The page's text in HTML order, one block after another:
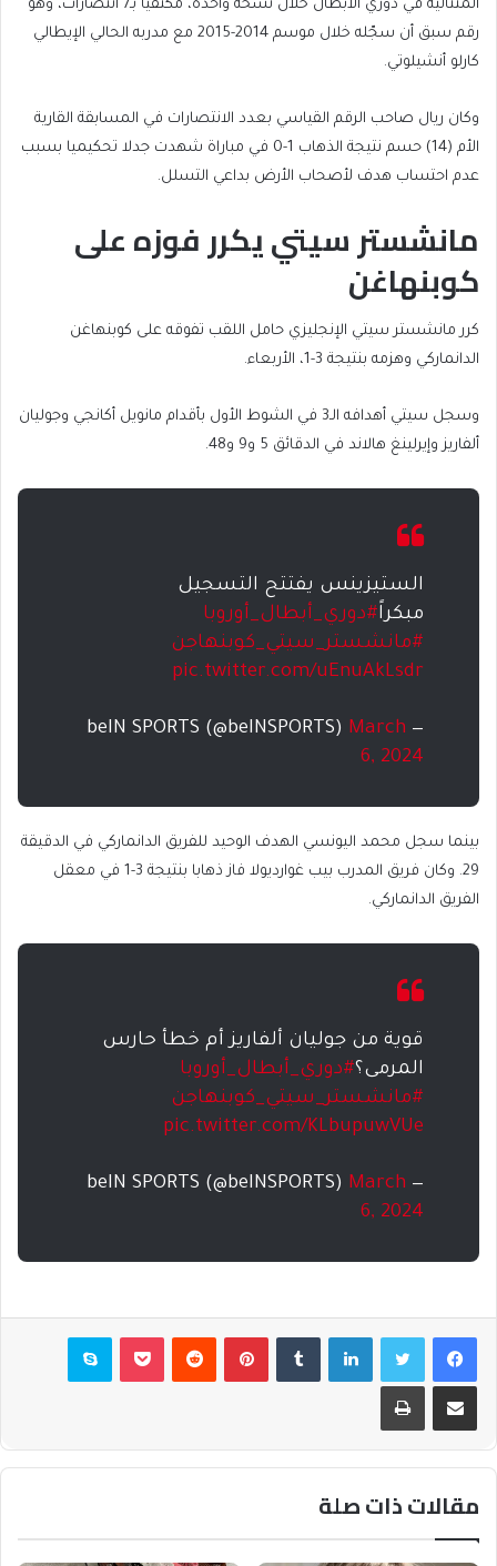
المتتالية في دوري الأبطال خلال نسخة واحدة، مكتفيا بـ7 انتصارات، وهو
رقم سبق أن سجّله خلال موسم 2014-2015 مع مدربه الحالي الإيطالي
كارلو أنشيلوتي.
وكان ريال صاحب الرقم القياسي بعدد الانتصارات في المسابقة القارية
الأم (14) حسم نتيجة الذهاب 1-0 في مباراة شهدت جدلا تحكيميا بسبب
عدم احتساب هدف لأصحاب الأرض بداعي التسلل.
مانشستر سيتي يكرر فوزه على
كوبنهاغن
كرر مانشستر سيتي الإنجليزي حامل اللقب تفوقه على كوبنهاغن
الدانماركي وهزمه بنتيجة 3-1، الأربعاء.
وسجل سيتي أهدافه الـ3 في الشوط الأول بأقدام مانويل أكانجي وجوليان
ألفاريز وإيرلينغ هالاند في الدقائق 5 و9 و48.
الستيزينس يفتتح التسجيل
مبكراً#دوري_أبطال_أوروبا
#مانشستر_سيتي_كوبنهاجن
pic.twitter.com/uEnuAkLsdr
— beIN SPORTS (@beINSPORTS)
March
6, 2024
بينما سجل محمد اليونسي الهدف الوحيد للفريق الدانماركي في الدقيقة
29. وكان فريق المدرب بيب غوارديولا فاز ذهابا بنتيجة 3-1 في معقل
الفريق الدانماركي.
قوية من جوليان ألفاريز أم خطأ حارس
المرمى؟#دوري_أبطال_أوروبا
#مانشستر_سيتي_كوبنهاجن
pic.twitter.com/KLbupuwVUe
— beIN SPORTS (@beINSPORTS)
March
6, 2024
فيسبوكتويتر لينكدإن بينتيريست بوكيت سكايب
مشاركة عبر البريد طباعة
مقالات ذات صلة